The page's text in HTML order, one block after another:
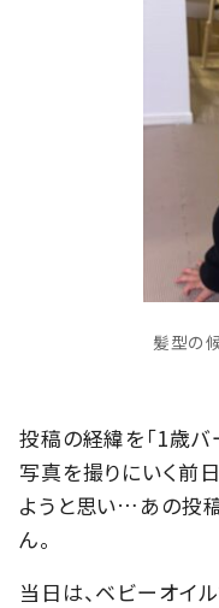
髪型の
投稿の経緯を「1歳
写真を撮りにいく前
ようと思い…あの投
ん。
当日は、ベビーオイ